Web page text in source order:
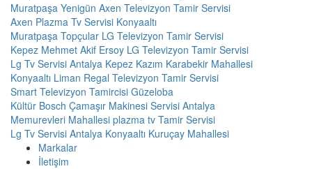
Muratpaşa Yenigün Axen Televizyon Tamir Servisi
Axen Plazma Tv Servisi Konyaaltı
Muratpaşa Topçular LG Televizyon Tamir Servisi
Kepez Mehmet Akif Ersoy LG Televizyon Tamir Servisi
Lg Tv Servisi Antalya Kepez Kazım Karabekir Mahallesi
Konyaaltı Liman Regal Televizyon Tamir Servisi
Smart Televizyon Tamircisi Güzeloba
Kültür Bosch Çamaşır Makinesi Servisi Antalya
Memurevleri Mahallesi plazma tv Tamir Servisi
Lg Tv Servisi Antalya Konyaaltı Kuruçay Mahallesi
Markalar
İletişim